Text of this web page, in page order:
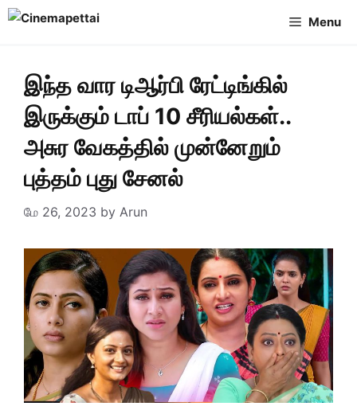
Skip
Menu
இந்த வார டிஆர்பி ரேட்டிங்கில்
இருக்கும் டாப் 10 சீரியல்கள்..
அசுர வேகத்தில் முன்னேறும்
புத்தம் புது சேனல்
மே 26, 2023 by Arun